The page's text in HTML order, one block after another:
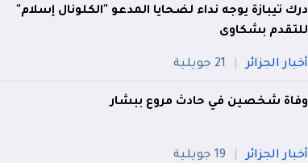
درك تيبازة يوجه نداء لضحايا المدعو "الكلونال إسلام"
للتقدم بشكاوى
أخبار الجزائر 21 جويلية
وفاة شخصين في حادث مروع ببشار
أخبار الجزائر 19 جويلية